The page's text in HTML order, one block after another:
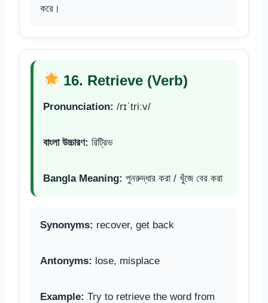
করে।
16. Retrieve (Verb)
Pronunciation: /rɪˈtriːv/
বাংলা উচ্চারণ: রিট্রিভ
Bangla Meaning: পুনরুদ্ধার করা / খুঁজে বের করা
Synonyms: recover, get back
Antonyms: lose, misplace
Example: Try to retrieve the word from